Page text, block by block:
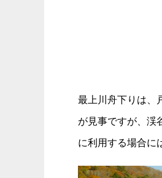
最上川舟下りは、
が見事ですが、渓
に利用する場合に